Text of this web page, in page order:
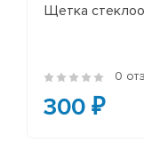
Щетка
0
300 ₽